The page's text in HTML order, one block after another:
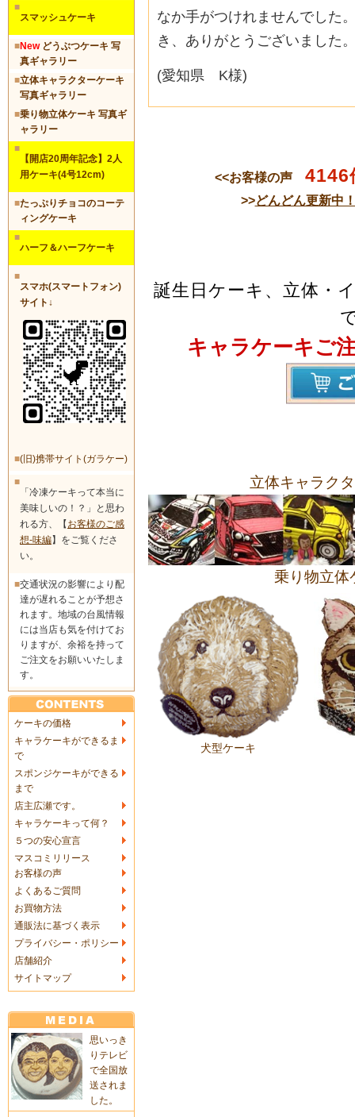
■
スマッシュケーキ
■Newどうぶつケーキ 写
真ギャラリー
■立体キャラクターケーキ
写真ギャラリー
■乗り物立体ケーキ 写真ギ
ャラリー
■
【開店20周年記念】2人
用ケーキ(4号12cm)
■たっぷりチョコのコーテ
ィングケーキ
■
ハーフ＆ハーフケーキ
■
スマホ(スマートフォン)
サイト↓
■(旧)携帯サイト(ガラケー)
■
「冷凍ケーキって本当に
美味しいの！？」と思わ
れる方、【 お客様のご感
想-味編】をご覧くださ
い。
■交通状況の影響により配
達が遅れることが予想さ
れます。地域の台風情報
には当店も気を付けてお
りますが、余裕を持って
ご注文をお願いいたしま
す。
ケーキの価格
キャラケーキができるま
で
スポンジケーキができる
まで
店主広瀬です。
キャラケーキって何？
５つの安心宣言
マスコミリリース
お客様の声
よくあるご質問
お買物方法
通販法に基づく表示
プライバシー・ポリシー
店舗紹介
サイトマップ
思いっき
りテレビ
で全国放
送されま
した。
なか手がつけれませんでした
き、ありがとうございました
(愛知県 K様)
<<お客様の声 4146
>>どんどん更新中
誕生日ケーキ、立体・
キャラケーキご
立体キャラク
乗り物立体
犬型ケーキ